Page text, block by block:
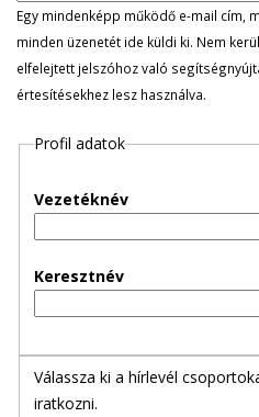
l
e
g
e
Egy mindenképp működő e-mail cím,
minden üzenetét ide küldi ki. Nem
elfelejtett jelszóhoz való
értesítésekhez lesz használva.
Profil adatok
Vezetéknév
Keresztnév
Válassza ki a hírlevél
iratkozni.